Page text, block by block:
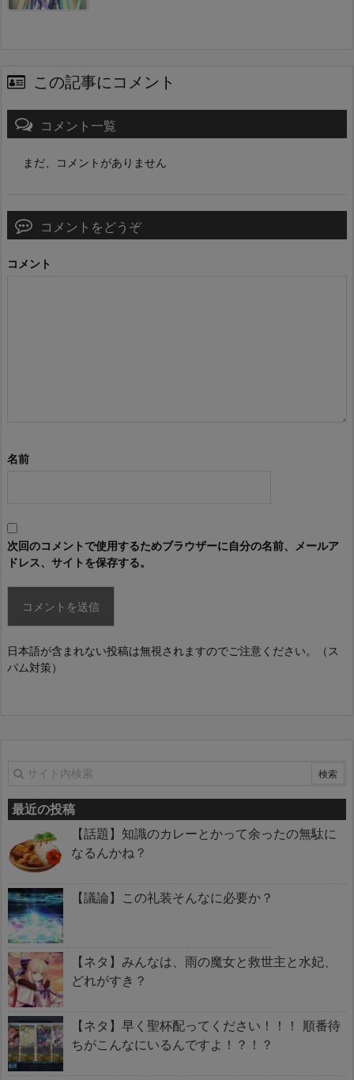
この記事にコメント
コメント一覧
まだ、コメントがありません
コメントをどうぞ
コメント
名前
次回のコメントで使用するためブラウザーに自分の名前、メールア
ドレス、サイトを保存する。
日本語が含まれない投稿は無視されますのでご注意ください。（ス
パム対策）
最近の投稿
【話題】知識のカレーとかって余ったの無駄に
なるんかね？
【議論】この礼装そんなに必要か？
【ネタ】みんなは、雨の魔女と救世主と水妃、
どれがすき？
【ネタ】早く聖杯配ってください！！！ 順番待
ちがこんなにいるんですよ！？！？